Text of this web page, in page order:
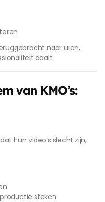
naar uren,
daalt.
van KMO’s:
hun video’s slecht zijn,
steken